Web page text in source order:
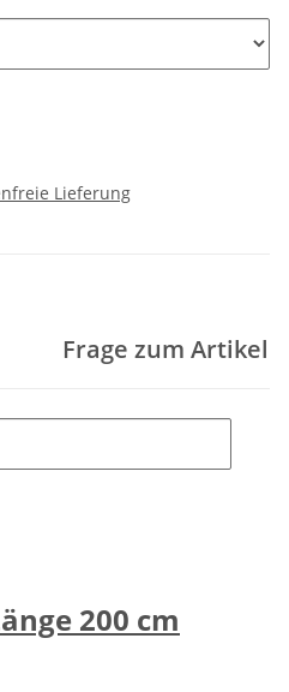
Lieferung
Frage zum Artikel
200 cm